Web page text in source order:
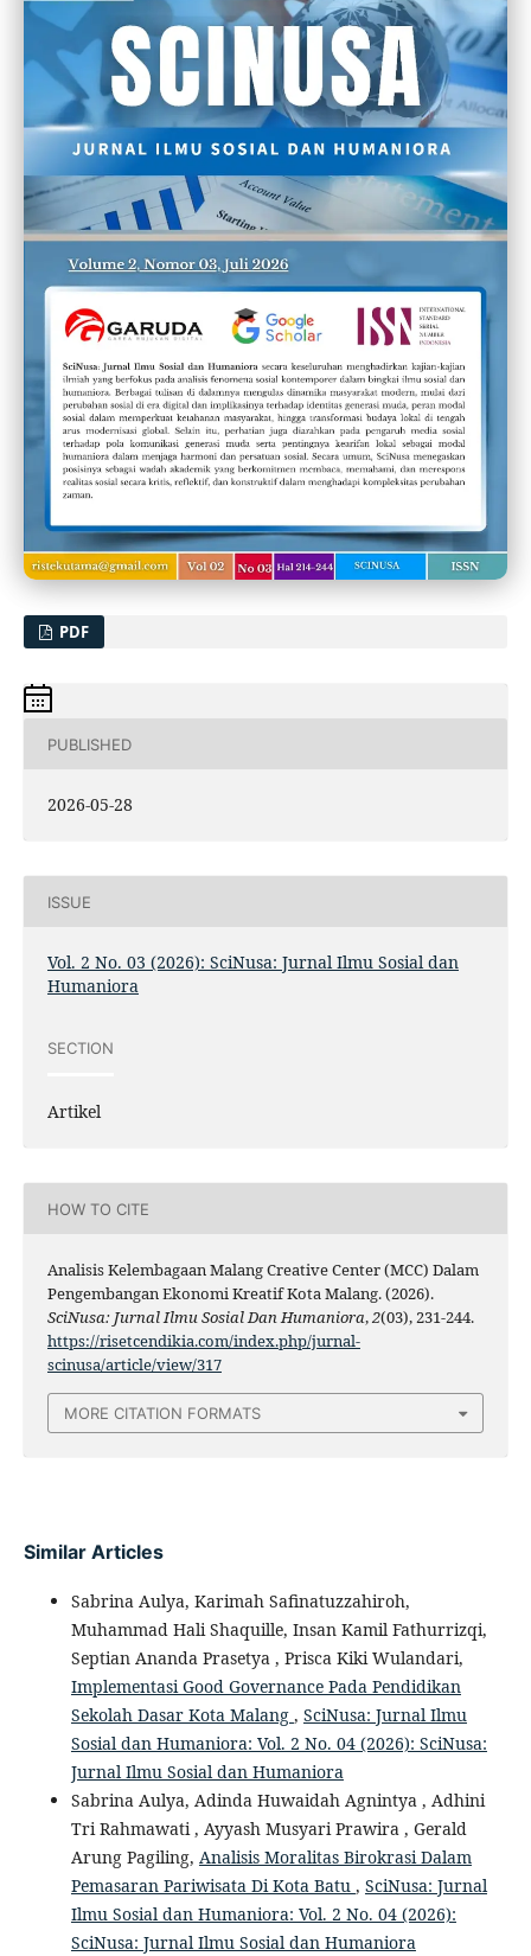
PDF
PUBLISHED
2026-05-28
ISSUE
Vol. 2 No. 03 (2026): SciNusa: Jurnal Ilmu Sosial dan
Humaniora
SECTION
Artikel
HOW TO CITE
Analisis Kelembagaan Malang Creative Center (MCC) Dalam
Pengembangan Ekonomi Kreatif Kota Malang. (2026).
SciNusa: Jurnal Ilmu Sosial Dan Humaniora,2(03), 231-244.
https://risetcendikia.com/index.php/jurnal-
scinusa/article/view/317
MORE CITATION FORMATS
Similar Articles
Sabrina Aulya, Karimah Safinatuzzahiroh,
Muhammad Hali Shaquille, Insan Kamil Fathurrizqi,
Septian Ananda Prasetya , Prisca Kiki Wulandari,
Implementasi Good Governance Pada Pendidikan
Sekolah Dasar Kota Malang , SciNusa: Jurnal Ilmu
Sosial dan Humaniora: Vol. 2 No. 04 (2026): SciNusa:
Jurnal Ilmu Sosial dan Humaniora
Sabrina Aulya, Adinda Huwaidah Agnintya , Adhini
Tri Rahmawati , Ayyash Musyari Prawira , Gerald
Arung Pagiling, Analisis Moralitas Birokrasi Dalam
Pemasaran Pariwisata Di Kota Batu , SciNusa: Jurnal
Ilmu Sosial dan Humaniora: Vol. 2 No. 04 (2026):
SciNusa: Jurnal Ilmu Sosial dan Humaniora